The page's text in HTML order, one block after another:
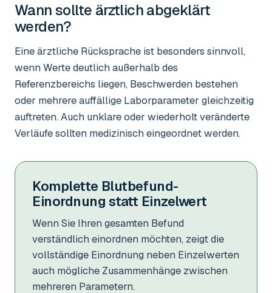
Wann sollte ärztlich abgeklärt
werden?
Eine ärztliche Rücksprache ist besonders sinnvoll,
wenn Werte deutlich außerhalb des
Referenzbereichs liegen, Beschwerden bestehen
oder mehrere auffällige Laborparameter gleichzeitig
auftreten. Auch unklare oder wiederholt veränderte
Verläufe sollten medizinisch eingeordnet werden.
Komplette Blutbefund-
Einordnung statt Einzelwert
Wenn Sie Ihren gesamten Befund
verständlich einordnen möchten, zeigt die
vollständige Einordnung neben Einzelwerten
auch mögliche Zusammenhänge zwischen
mehreren Parametern.